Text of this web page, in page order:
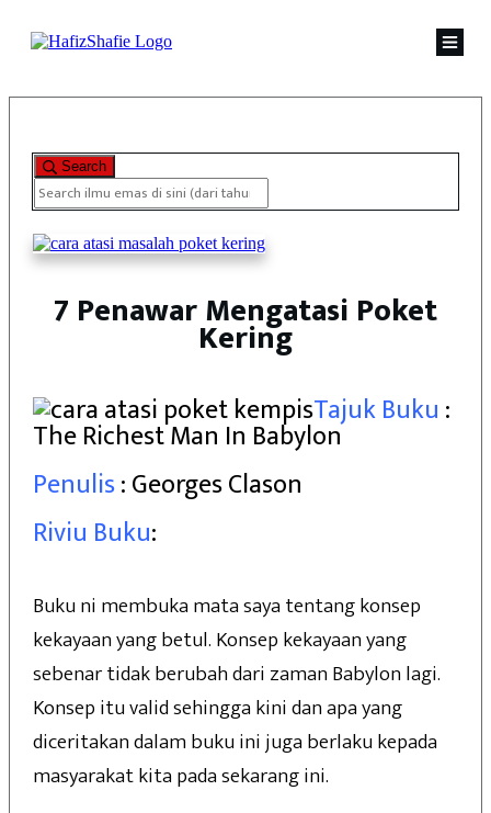
Search
7 Penawar Mengatasi Poket
Kering
Tajuk Buku :
The Richest Man In Babylon
Penulis: Georges Clason
Riviu Buku:
Buku ni membuka mata saya tentang konsep
kekayaan yang betul. Konsep kekayaan yang
sebenar tidak berubah dari zaman Babylon lagi.
Konsep itu valid sehingga kini dan apa yang
diceritakan dalam buku ini juga berlaku kepada
masyarakat kita pada sekarang ini.